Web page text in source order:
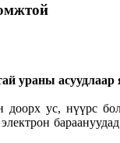
ураны асуудлаар
ус, нүүрс